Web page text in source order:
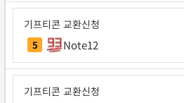
기프티콘 교환신청
5 Note12
기프티콘 교환신청